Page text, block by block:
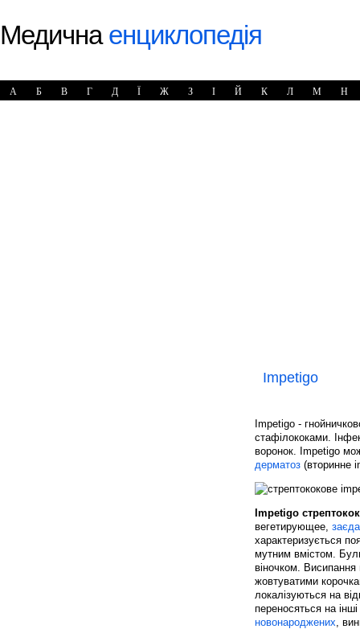
Медичнаенциклопедія
А Б В Г Д Ї Ж З І Й К Л М Н
Impetigo
Impetigo -
стафілококами.
воронок. Impetigo
дерматоз (вторинне
Impetigo
вегетирующее, заєда
характеризується
мутним вмістом.
віночком. Висипання
жовтуватими
локалізуються на
переносяться на
новонароджених,